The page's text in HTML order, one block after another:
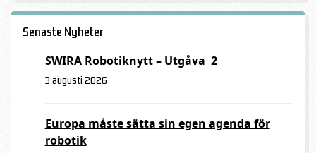
Senaste Nyheter
SWIRA Robotiknytt – Utgåva 2
3 augusti 2026
Europa måste sätta sin egen agenda för
robotik